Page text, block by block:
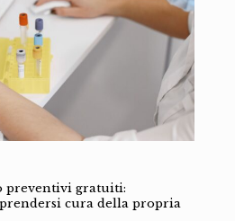
preventivi gratuiti:
cura della propria